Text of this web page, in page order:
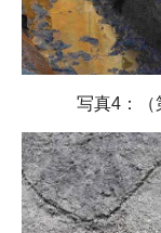
写真4：（